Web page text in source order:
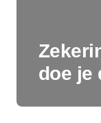
doe je